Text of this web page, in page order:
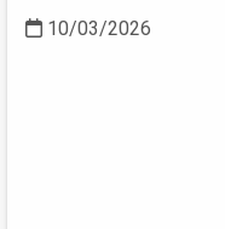
10/03/2026